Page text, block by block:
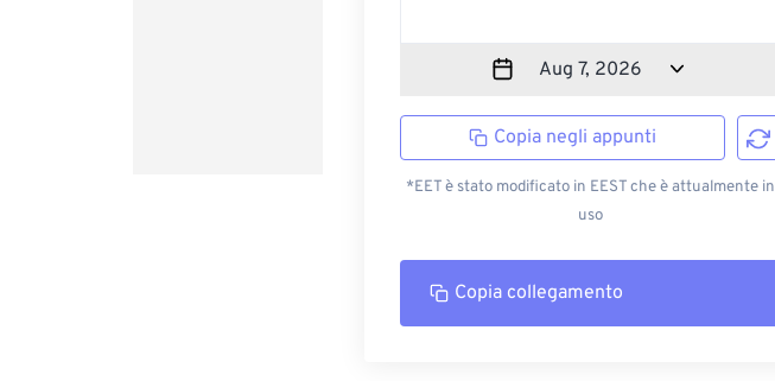
Copia negli appunti
*EET è stato modificato in EEST che è attualmente in
uso
Copia collegamento